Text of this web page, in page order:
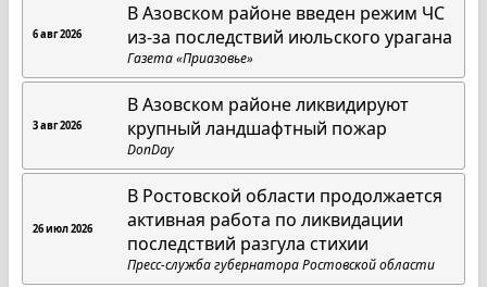
6 авг 2026
В Азовском районе введен режим ЧС
из-за последствий июльского урагана
Газета «Приазовье»
3 авг 2026
В Азовском районе ликвидируют
крупный ландшафтный пожар
DonDay
26 июл 2026
В Ростовской области продолжается
активная работа по ликвидации
последствий разгула стихии
Пресс-служба губернатора Ростовской области